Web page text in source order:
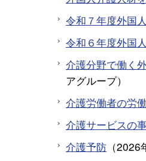
令和７年度外国
令和６年度外国
介護分野で働く
アグループ）
介護労働者の労
介護サービスの
介護予防 （2026